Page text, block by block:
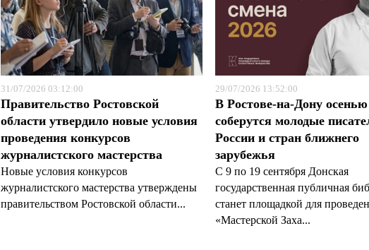
31/07/2026 03:12:00
Правительство Ростовской
области утвердило новые условия
проведения конкурсов
журналистского мастерства
Новые условия конкурсов
журналистского мастерства утверждены
правительством Ростовской области...
29/07/2026 13:52:00
В Ростове-на-Дону осенью
соберутся молодые
России и стран ближнего
зарубежья
С 9 по 19 сентября Донская
государственная публичная
станет площадкой для
«Мастерской Заха...